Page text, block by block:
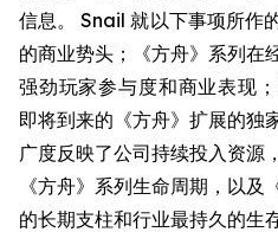
信息。 Snail 就以下事项所作
的商业势头；《方舟》系列在
强劲玩家参与度和商业表现
即将到来的《方舟》扩展的独
广度反映了公司持续投入资源
《方舟》系列生命周期，以
的长期支柱和行业最持久的生